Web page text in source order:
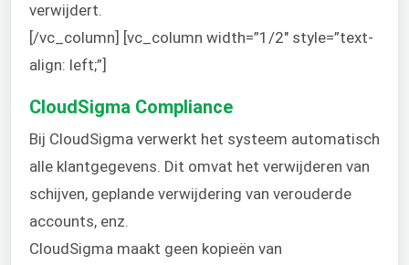
verwijdert.
[/vc_column] [vc_column width=”1/2″ style=”text-
align: left;”]
CloudSigma Compliance
Bij CloudSigma verwerkt het systeem automatisch
alle klantgegevens. Dit omvat het verwijderen van
schijven, geplande verwijdering van verouderde
accounts, enz.
CloudSigma maakt geen kopieën van